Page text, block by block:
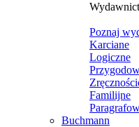
Poznaj
Karciane
Logiczne
Familijne
Buchmann